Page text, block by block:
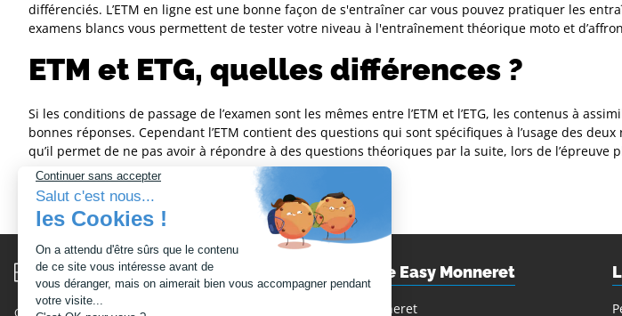
différenciés. L’ETM en ligne est une bonne façon de s'entraîner car vous pouvez pratiquer les
examens blancs vous permettent de tester votre niveau à l'entraînement théorique moto et
ETM et ETG, quelles différences ?
Si les conditions de passage de l’examen sont les mêmes entre l’ETM et l’ETG, les contenus à
bonnes réponses. Cependant l’ETM contient des questions qui sont spécifiques à l’usage des
qu’il permet de ne pas avoir à répondre à des questions théoriques par la suite, lors de l’épreuve
Conditions générales de vente
Moto-école Easy Monneret
Philippe Monneret